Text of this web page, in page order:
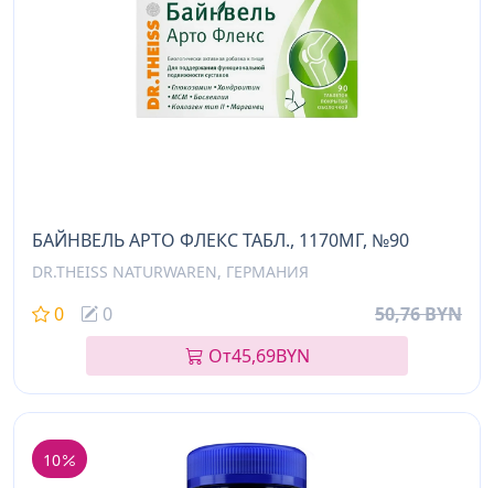
БАЙНВЕЛЬ АРТО ФЛЕКС ТАБЛ., 1170МГ, №90
DR.THEISS NATURWAREN, ГЕРМАНИЯ
0 0
50,76 BYN
От45,69BYN
10